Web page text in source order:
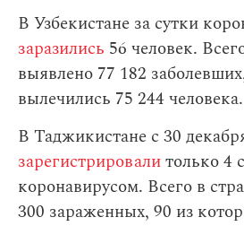
В Узбекистане за сутки
заразились 56 человек.
выявлено 77 182
вылечились 75 244 человека.
В Таджикистане с 30
зарегистрировалитолько 4
коронавирусом. Всего в
300 зараженных, 90 из